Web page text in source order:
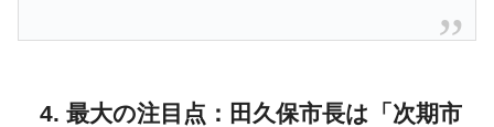
4. 最大の注目点：田久保市長は「次期市